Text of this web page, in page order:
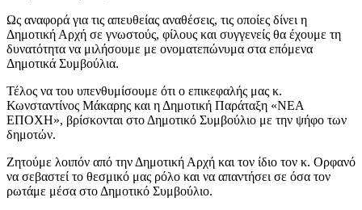
Ως αναφορά για τις απευθείας αναθέσεις, τις οποίες δίνει η
Δημοτική Αρχή σε γνωστούς, φίλους και συγγενείς θα έχουμε τη
δυνατότητα να μιλήσουμε με ονοματεπώνυμα στα επόμενα
Δημοτικά Συμβούλια.
Τέλος να του υπενθυμίσουμε ότι ο επικεφαλής μας κ.
Κωνσταντίνος Μάκαρης και η Δημοτική Παράταξη «ΝΕΑ
ΕΠΟΧΗ», βρίσκονται στο Δημοτικό Συμβούλιο με την ψήφο των
δημοτών.
Ζητούμε λοιπόν από την Δημοτική Αρχή και τον ίδιο τον κ. Ορφανό
να σεβαστεί το θεσμικό μας ρόλο και να απαντήσει σε όσα τον
ρωτάμε μέσα στο Δημοτικό Συμβούλιο.